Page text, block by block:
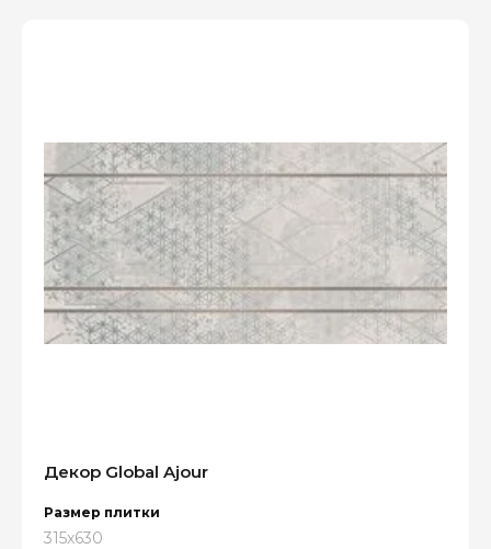
Декор Global Ajour
Размер плитки
315x630